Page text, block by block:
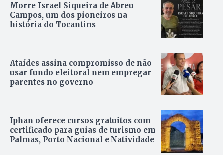
Morre Israel Siqueira de Abreu
Campos, um dos pioneiros na
história do Tocantins
Ataídes assina compromisso de não
usar fundo eleitoral nem empregar
parentes no governo
Iphan oferece cursos gratuitos com
certificado para guias de turismo em
Palmas, Porto Nacional e Natividade